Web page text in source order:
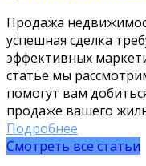
Продажа
успешная сделка
эффективных
статье мы
помогут вам
продаже вашего
Подробнее
Смотреть все статьи